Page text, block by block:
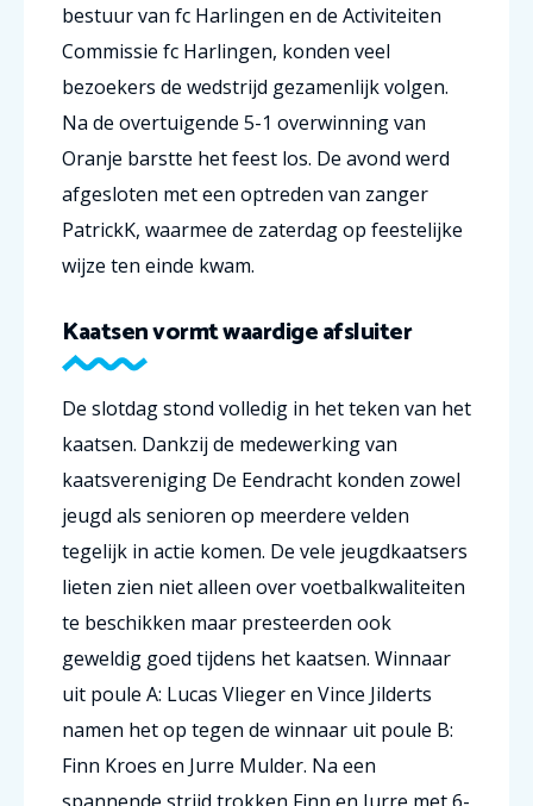
bestuur van fc Harlingen en de Activiteiten
Commissie fc Harlingen, konden veel
bezoekers de wedstrijd gezamenlijk volgen.
Na de overtuigende 5-1 overwinning van
Oranje barstte het feest los. De avond werd
afgesloten met een optreden van zanger
PatrickK, waarmee de zaterdag op feestelijke
wijze ten einde kwam.
Kaatsen vormt waardige afsluiter
De slotdag stond volledig in het teken van het
kaatsen. Dankzij de medewerking van
kaatsvereniging De Eendracht konden zowel
jeugd als senioren op meerdere velden
tegelijk in actie komen. De vele jeugdkaatsers
lieten zien niet alleen over voetbalkwaliteiten
te beschikken maar presteerden ook
geweldig goed tijdens het kaatsen. Winnaar
uit poule A: Lucas Vlieger en Vince Jilderts
namen het op tegen de winnaar uit poule B:
Finn Kroes en Jurre Mulder. Na een